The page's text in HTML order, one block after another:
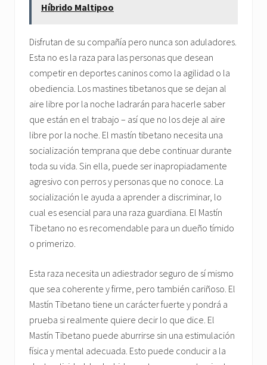
Híbrido Maltipoo
Disfrutan de su compañía pero nunca son aduladores.
Esta no es la raza para las personas que desean
competir en deportes caninos como la agilidad o la
obediencia. Los mastines tibetanos que se dejan al
aire libre por la noche ladrarán para hacerle saber
que están en el trabajo – así que no los deje al aire
libre por la noche. El mastín tibetano necesita una
socialización temprana que debe continuar durante
toda su vida. Sin ella, puede ser inapropiadamente
agresivo con perros y personas que no conoce. La
socialización le ayuda a aprender a discriminar, lo
cual es esencial para una raza guardiana. El Mastín
Tibetano no es recomendable para un dueño tímido
o primerizo.
Esta raza necesita un adiestrador seguro de sí mismo
que sea coherente y firme, pero también cariñoso. El
Mastín Tibetano tiene un carácter fuerte y pondrá a
prueba si realmente quiere decir lo que dice. El
Mastín Tibetano puede aburrirse sin una estimulación
física y mental adecuada. Esto puede conducir a la